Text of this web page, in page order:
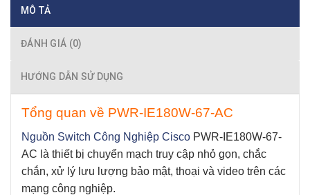
MÔ TẢ
ĐÁNH GIÁ (0)
HƯỚNG DẪN SỬ DỤNG
Tổng quan về PWR-IE180W-67-AC
Nguồn Switch Công Nghiệp Cisco PWR-IE180W-67-
AC là thiết bị chuyển mạch truy cập nhỏ gọn, chắc
chắn, xử lý lưu lượng bảo mật, thoại và video trên các
mạng công nghiệp.